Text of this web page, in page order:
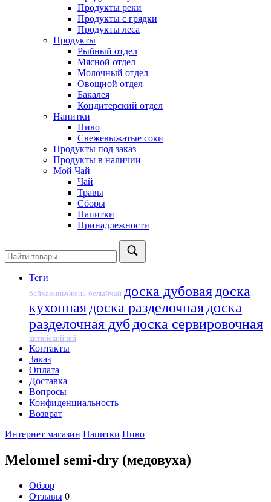
Продукты реки
Продукты с грядки
Продукты леса
Продукты
Рыбный отдел
Мясной отдел
Молочный отдел
Овощной отдел
Бакалея
Кондитерский отдел
Напитки
Пиво
Cвежевыжатые соки
Продукты под заказ
Продукты в наличии
Мой Чай
Чай
Травы
Сборы
Напитки
Принадлежности
Теги
байхаоиньчжень белыйчай доска дубовая доска
кухонная доска разделочная доска
разделочная дуб доска сервировочная
китайскийчай
Контакты
Заказ
Оплата
Доставка
Вопросы
Конфиденциальность
Возврат
Интернет магазин Напитки Пиво
Melomel semi-dry (медовуха)
Обзор
Отзывы 0